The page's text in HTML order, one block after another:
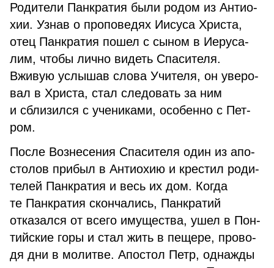
Ро­ди­те­ли Пан­кра­тия бы­ли ро­дом из Ан­тио­
хии. Узнав о проповедях Иису­са Хри­ста,
отец Пан­кра­тия пошел с сыном в Иеру­са­
лим, чтобы лич­но ви­деть Спасителя.
Вживую услышав слова Учителя, он уве­ро­
вал в Хри­ста, стал следовать за ним
и сбли­зил­ся с учениками, особенно с Пет­
ром.
По­сле Воз­не­се­ния Спа­си­те­ля один из апо­
сто­лов при­был в Ан­тио­хию и кре­стил ро­ди­
те­лей Пан­кра­тия и весь их дом. Ко­гда
те Пан­кра­тия скон­ча­лись, Панкратий
отказался от всего имущества, ушел в Пон­
тий­ские го­ры и стал жить в пе­ще­ре, про­во­
дя дни в мо­лит­ве. Апо­стол Петр, од­на­жды